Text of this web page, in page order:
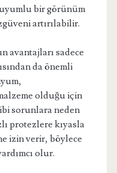
bir görünüm
artırılabilir.
avantajları sadece
da önemli
olduğu için
sorunlara neden
protezlere kıyasla
izin verir, böylece
olur.